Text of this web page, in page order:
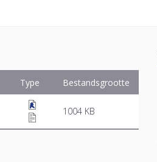
Type
Bestandsgrootte
1004 KB